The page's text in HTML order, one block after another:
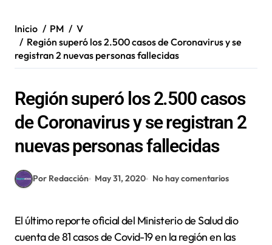
Inicio PM
V
Región superó los 2.500 casos de Coronavirus y se
registran 2 nuevas personas fallecidas
Región superó los 2.500 casos
de Coronavirus y se registran 2
nuevas personas fallecidas
Por Redacción May 31, 2020 No hay comentarios
El último reporte oficial del Ministerio de Salud dio
cuenta de 81 casos de Covid-19 en la región en las